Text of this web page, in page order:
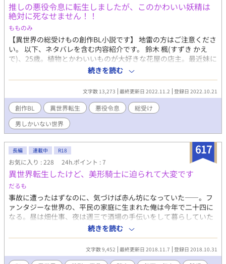
推しの悪役令息に転生しましたが、このかわいい妖精は
絶対に死なせません！！
もものみ
【異世界の総受けもの創作BL小説です】 地雷の方はご注意くださ
い。 以下、ネタバレを含む内容紹介です。 鈴木 楓(すずき かえ
で)、25歳。植物とかわいいものが大好きな花屋の店主。最近妹に
薦められたBLゲーム『Baby's breath』の絵の綺麗さに、腐男子
でもないのにドはまりしてしまった。中でもあるキャラを推しは
じめてから、毎日がより楽しく、幸せに過ごしていた。そんなた
だの一般人だった楓は、ある日、店で火災に巻き込まれて命を落
としてしまい――――― ぱちりと目を開けると見知らぬ天井が広
がっていた。驚きながらも辺りを確認するとそばに鏡が。それを
覗きこんでみるとそこには―――――どこか見覚えのある、とい
うか見覚えしかない、銀髪に透き通った青い瞳の、妖精のように
可憐な、超美少年がいた。 「えええええ？！？！」 死んだはず
が、楓は前世で大好きだったBLゲーム『Baby's breath』の最推
し、セオドア・フォーサイスに転生していたのだ。 が、たとえセ
オドアがどんなに妖精みたいに可愛くても、彼には逃れられない
運命がある。―――断罪されて死刑、不慮の事故、不慮の事故、
断罪されて死刑、不慮の事故、不慮の事故、不慮の事故…etc. そ
う、セオドアは最推しではあるが、必ずデッドエンドにたどり着
く、ご都合悪役キャラなのだ！このままではいけない。というか
こんなに可愛い妖精を、若くして死なせる？？？ぜっったいにだ
めだ！！！そう決意した楓は最推しの悪役令息をどうにかハッピ
ーエンドに導こうとする、のだが…セオドアに必ず訪れる死には
何か秘密があるようで―――――？情報を得るためにいろいろな
人に近づくも、原作ではセオドアを毛嫌いしていた攻略対象たち
続きを読む
文字数 13,273 最終更新日 2022.11.2 登録日 2022.10.21
創作BL 異世界転生 悪役令息
総受け
男しかいない世界
617
長編 連載中 R18
お気に入り : 228 24h.ポイント : 7
異世界転生したけど、美形騎士に迫られて大変です
だるも
事故に遭ったはずなのに、気づけば赤ん坊になっていた――。フ
ァンタジーな世界の、平民の家庭に生まれた俺は今年で二十四に
なる。昼は畑仕事、夜は週三で酒場の手伝いをして暮らしていた
ある時。王都から魔物を退治しに来た騎士団が酒場にやってきた
のだが、一人変わった騎士がいて――。ちょ、ちょっと待て！こ
ういうのは結婚してからすることで……って！どこ触ってるん
だ！ ムッツリスケベ美形騎士(21)×プラトニック主義平民(24)
続きを読む
文字数 9,452 最終更新日 2018.11.7 登録日 2018.10.31